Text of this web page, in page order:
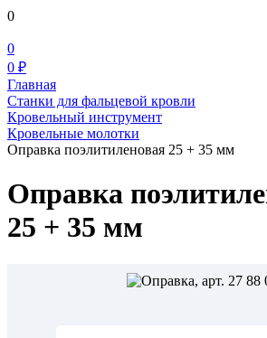
0
0
0 ₽
Главная
Станки для фальцевой кровли
Кровельный инструмент
Кровельные молотки
Оправка поэлитиленовая 25 + 35 мм
Оправка
25 + 35 мм